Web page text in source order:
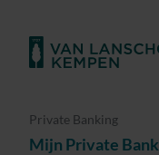
Private Banking
Mijn Private Bank